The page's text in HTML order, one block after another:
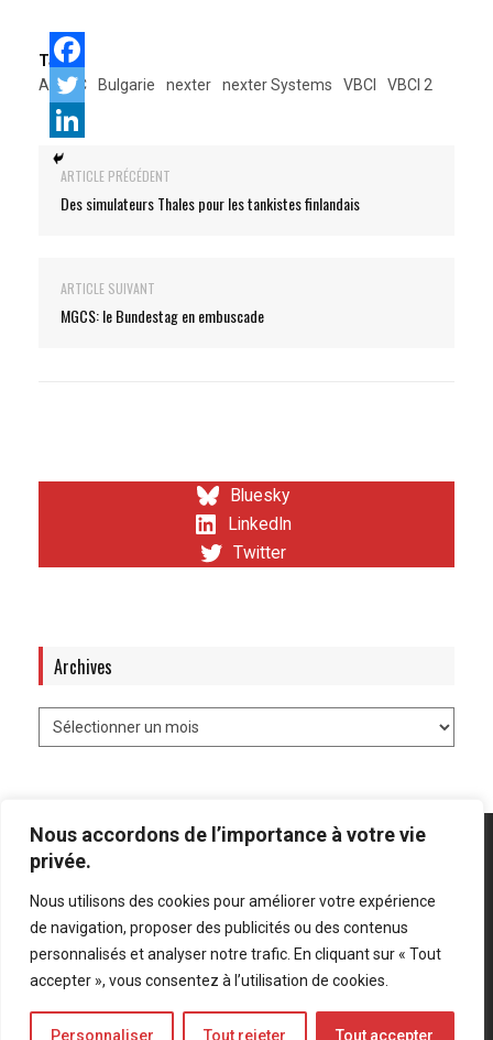
Nous accordons de l’importance à votre vie
privée.
Nous utilisons des cookies pour améliorer votre expérience
de navigation, proposer des publicités ou des contenus
personnalisés et analyser notre trafic. En cliquant sur « Tout
accepter », vous consentez à l’utilisation de cookies.
Personnaliser Tout rejeter Tout accepter
Tags:
ARTEC
Bulgarie nexter nexter Systems VBCI VBCI 2
ARTICLE PRÉCÉDENT
Des simulateurs Thales pour les tankistes finlandais
ARTICLE SUIVANT
MGCS: le Bundestag en embuscade
Bluesky
LinkedIn
Twitter
Archives
Mentions légales Politique de confidentialité
Bluesky
LinkedIn
Twitter